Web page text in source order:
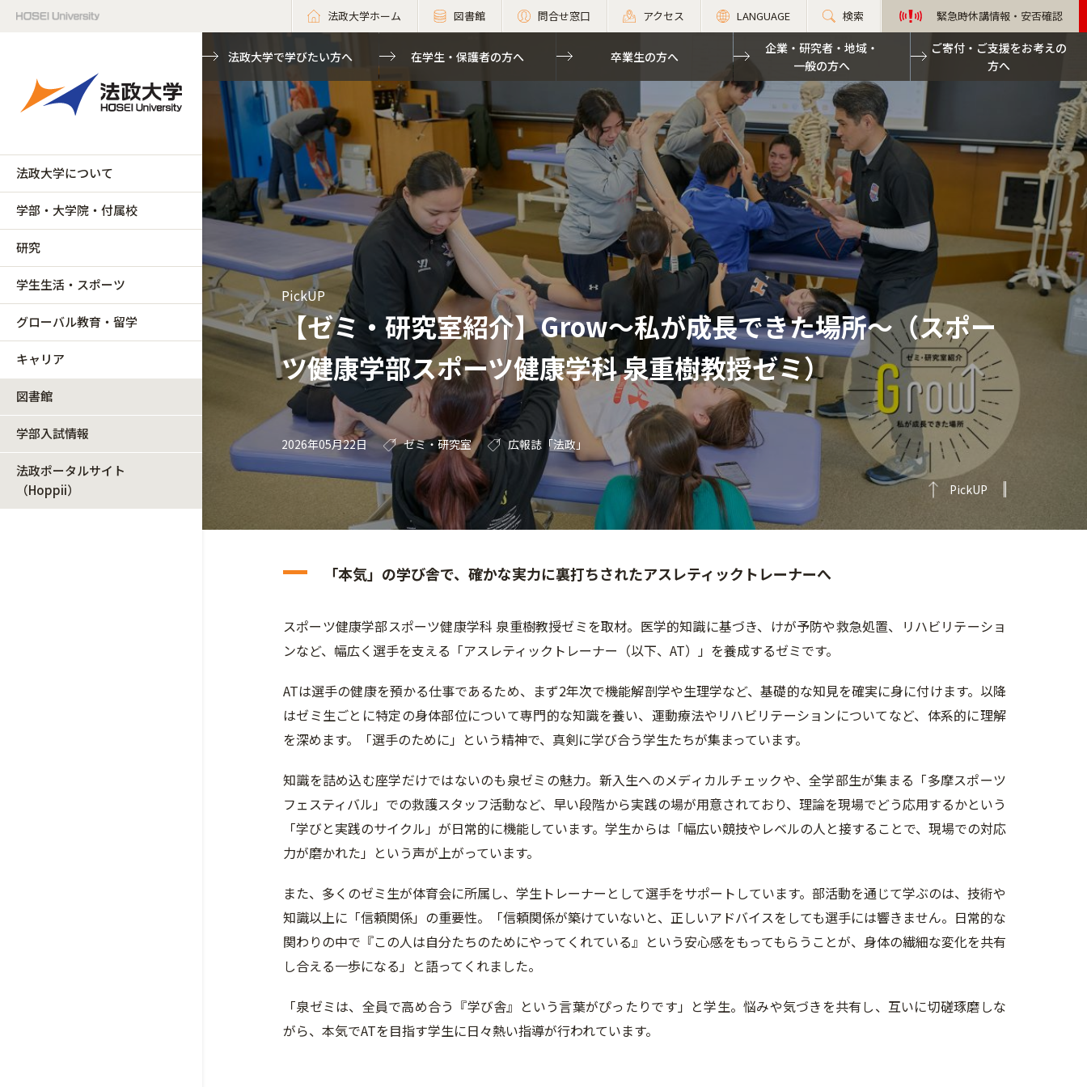
法政大学ホーム 図書館 問合せ窓口 アクセス LANGUAGE 検索 緊急時休講情報・安否確認
法政大学について
学部・大学院・付属校
研究
学生生活・スポーツ
グローバル教育・留学
キャリア
図書館
学部入試情報
法政ポータルサイト
（Hoppii）
法政大学で学びたい方へ 在学生・保護者の方へ 卒業生の方へ
企業・研究者・地域・
一般の方へ
ご寄付・ご支援をお考えの
方へ
PickUP
【ゼミ・研究室紹介】Grow～私が成長できた場所～（スポー
ツ健康学部スポーツ健康学科 泉重樹教授ゼミ）
2026年05月22日 ゼミ・研究室 広報誌「法政」
PickUP
「本気」の学び舎で、確かな実力に裏打ちされたアスレティックトレーナーへ
スポーツ健康学部スポーツ健康学科 泉重樹教授ゼミを取材。医学的知識に基づき、けが予防や救急処置、リハビリテーショ
ンなど、幅広く選手を支える「アスレティックトレーナー（以下、AT）」を養成するゼミです。
ATは選手の健康を預かる仕事であるため、まず2年次で機能解剖学や生理学など、基礎的な知見を確実に身に付けます。以降
はゼミ生ごとに特定の身体部位について専門的な知識を養い、運動療法やリハビリテーションについてなど、体系的に理解
を深めます。「選手のために」という精神で、真剣に学び合う学生たちが集まっています。
知識を詰め込む座学だけではないのも泉ゼミの魅力。新入生へのメディカルチェックや、全学部生が集まる「多摩スポーツ
フェスティバル」での救護スタッフ活動など、早い段階から実践の場が用意されており、理論を現場でどう応用するかという
「学びと実践のサイクル」が日常的に機能しています。学生からは「幅広い競技やレベルの人と接することで、現場での対応
力が磨かれた」という声が上がっています。
また、多くのゼミ生が体育会に所属し、学生トレーナーとして選手をサポートしています。部活動を通じて学ぶのは、技術や
知識以上に「信頼関係」の重要性。「信頼関係が築けていないと、正しいアドバイスをしても選手には響きません。日常的な
関わりの中で『この人は自分たちのためにやってくれている』という安心感をもってもらうことが、身体の繊細な変化を共有
し合える一歩になる」と語ってくれました。
「泉ゼミは、全員で高め合う『学び舎』という言葉がぴったりです」と学生。悩みや気づきを共有し、互いに切磋琢磨しな
がら、本気でATを目指す学生に日々熱い指導が行われています。